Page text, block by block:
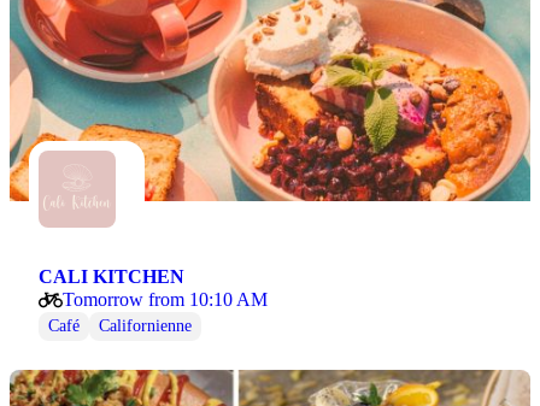
CALI KITCHEN
Tomorrow from 10:10 AM
Café Californienne